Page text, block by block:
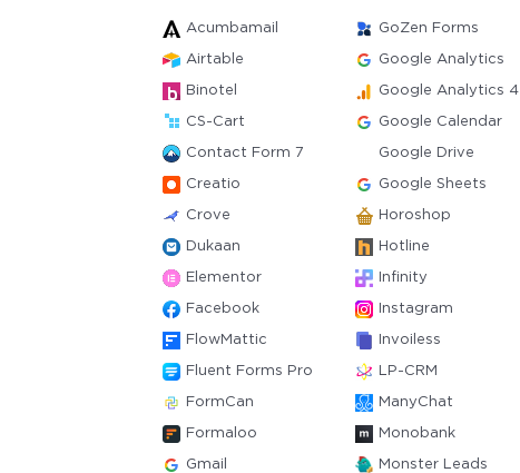
Acumbamail GoZen Forms
Airtable Google Analytics
Binotel Google Analytics 4
CS-Cart Google Calendar
Contact Form 7 Google Drive
Creatio Google Sheets
Crove Horoshop
Dukaan Hotline
Elementor Infinity
Facebook Instagram
FlowMattic Invoiless
Fluent Forms Pro LP-CRM
FormCan ManyChat
Formaloo Monobank
Gmail Monster Leads